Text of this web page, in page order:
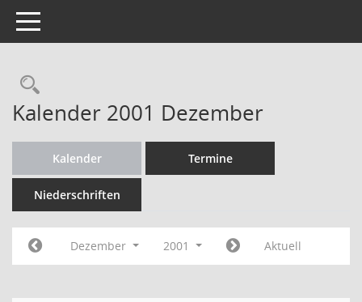
Toggle navigation
Rechercheauswahl
Kalender 2001 Dezember
Kalender Termine
Niederschriften
Dezember 2001 Aktuell